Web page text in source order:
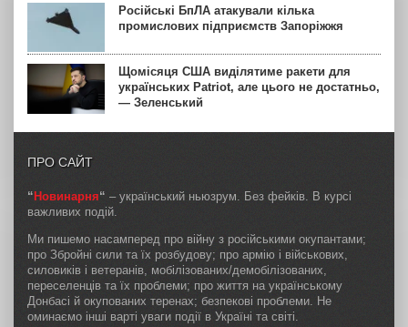
Російські БпЛА атакували кілька
промислових підприємств Запоріжжя
Щомісяця США виділятиме ракети для
українських Patriot, але цього не достатньо,
— Зеленський
ПРО САЙТ
“ Новинарня“ – український ньюзрум. Без фейків. В курсі
важливих подій.
Ми пишемо насамперед про війну з російськими окупантами;
про Збройні сили та їх розбудову; про армію і військових,
силовиків і ветеранів, мобілізованих/демобілізованих,
переселенців та їх проблеми; про життя на українському
Донбасі й окупованих теренах; безпекові проблеми. Не
оминаємо інші варті уваги події в Україні та світі.